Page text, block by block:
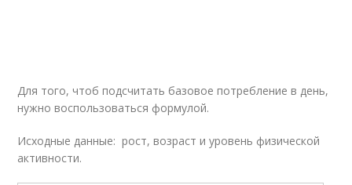
Для того, чтоб подсчитать базовое потребление в день,
нужно воспользоваться формулой.
Исходные данные: рост, возраст и уровень физической
активности.